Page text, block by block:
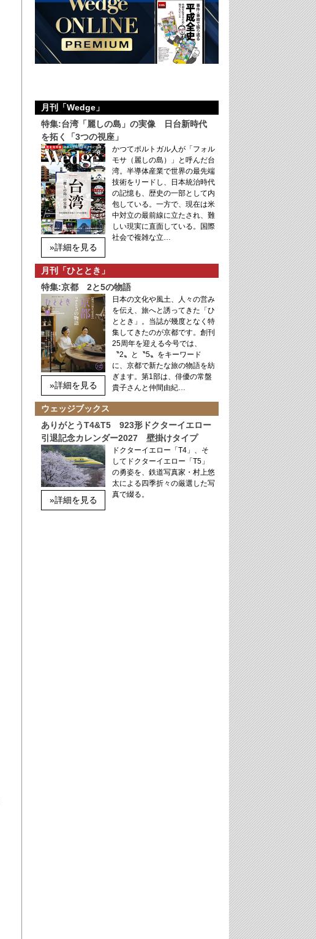
月刊「Wedge」
特集:台湾「麗しの島」の実像 日台新時代
を拓く「3つの視座」
»詳細を見る
かつてポルトガル人が「フォル
モサ（麗しの島）」と呼んだ台
湾。半導体産業で世界の最先端
技術をリードし、日本統治時代
の記憶も、歴史の一部として内
包している。一方で、現在は米
中対立の最前線に立たされ、難
しい現実に直面している。国際
社会で複雑な立…
月刊「ひととき」
特集:京都 2と5の物語
»詳細を見る
日本の文化や風土、人々の営み
を伝え、旅へと誘ってきた「ひ
ととき」。当誌が幾度となく特
集してきたのが京都です。創刊
25周年を迎える今号では、
〝2〟と〝5〟をキーワード
に、京都で新たな旅の物語を紡
ぎます。第1部は、俳優の常盤
貴子さんと仲間由紀…
ウェッジブックス
ありがとうT4&T5 923形ドクターイエロー
引退記念カレンダー2027 壁掛けタイプ
»詳細を見る
ドクターイエロー「T4」、そ
してドクターイエロー「T5」
の勇姿を、鉄道写真家・村上悠
太による四季折々の厳選した写
真で綴る。